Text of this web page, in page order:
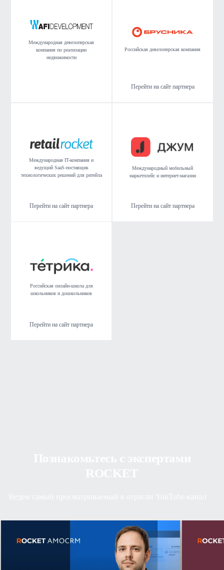
Международная девелоперская
компания по реализации
недвижимости
Российская девелоперская компания
Перейти на сайт партнера
Международная IT-компания и
ведущий SaaS-поставщик
технологических решений для ритейла
Перейти на сайт партнера
Международный мобильный
маркетплейс и интернет-магазин
Перейти на сайт партнера
Российская онлайн-школа для
школьников и дошкольников
Перейти на сайт партнера